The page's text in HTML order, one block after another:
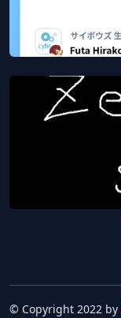
Jan 24, 2023
© Copyright 2022 by